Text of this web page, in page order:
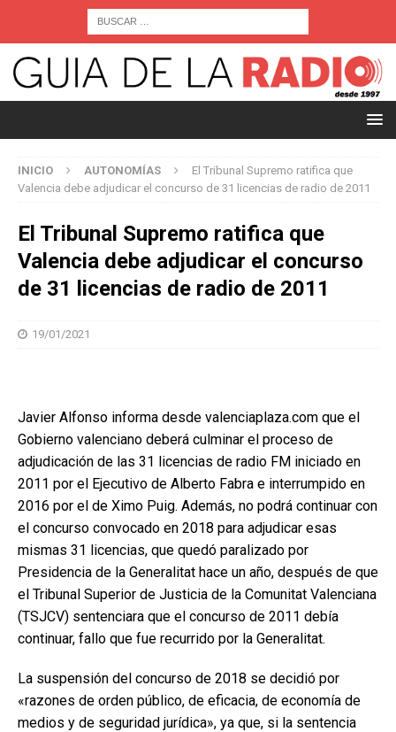
INICIO AUTONOMÍAS
El Tribunal Supremo ratifica que
Valencia debe adjudicar el concurso de 31 licencias de radio de 2011
El Tribunal Supremo ratifica que
Valencia debe adjudicar el concurso
de 31 licencias de radio de 2011
19/01/2021
Javier Alfonso informa desde valenciaplaza.com que el
Gobierno valenciano deberá culminar el proceso de
adjudicación de las 31 licencias de radio FM iniciado en
2011 por el Ejecutivo de Alberto Fabra e interrumpido en
2016 por el de Ximo Puig. Además, no podrá continuar con
el concurso convocado en 2018 para adjudicar esas
mismas 31 licencias, que quedó paralizado por
Presidencia de la Generalitat hace un año, después de que
el Tribunal Superior de Justicia de la Comunitat Valenciana
(TSJCV) sentenciara que el concurso de 2011 debía
continuar, fallo que fue recurrido por la Generalitat.
La suspensión del concurso de 2018 se decidió por
«razones de orden público, de eficacia, de economía de
medios y de seguridad jurídica», ya que, si la sentencia